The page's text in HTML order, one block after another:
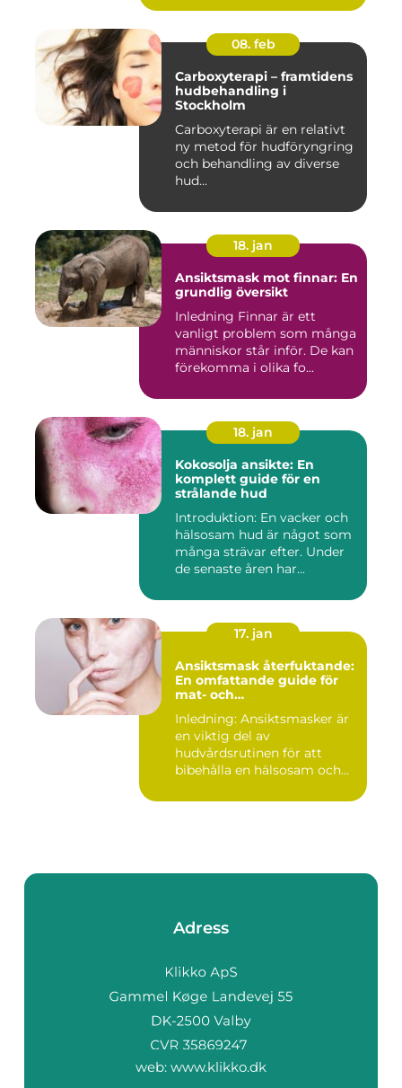
08. feb
Carboxyterapi – framtidens
hudbehandling i
Stockholm
Carboxyterapi är en relativt
ny metod för hudföryngring
och behandling av diverse
hud...
18. jan
Ansiktsmask mot finnar: En
grundlig översikt
Inledning Finnar är ett
vanligt problem som många
människor står inför. De kan
förekomma i olika fo...
18. jan
Kokosolja ansikte: En
komplett guide för en
strålande hud
Introduktion: En vacker och
hälsosam hud är något som
många strävar efter. Under
de senaste åren har...
17. jan
Ansiktsmask återfuktande:
En omfattande guide för
mat- och
Inledning: Ansiktsmasker är
en viktig del av
hudvårdsrutinen för att
bibehålla en hälsosam och
Adress
web: www.klikko.dk